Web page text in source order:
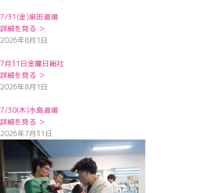
7/31(金)泉田道場
詳細を見る ＞
2026年8月1日
7月31日金曜日総社
詳細を見る ＞
2026年8月1日
7/30(木)水島道場
詳細を見る ＞
2026年7月31日